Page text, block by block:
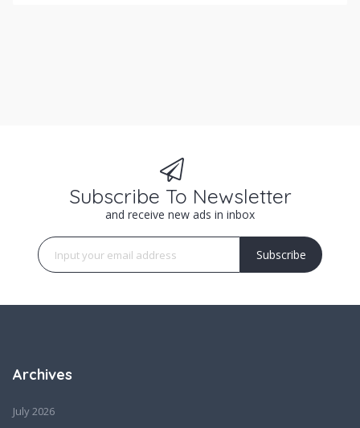
Subscribe To Newsletter
and receive new ads in inbox
Subscribe
Archives
July 2026